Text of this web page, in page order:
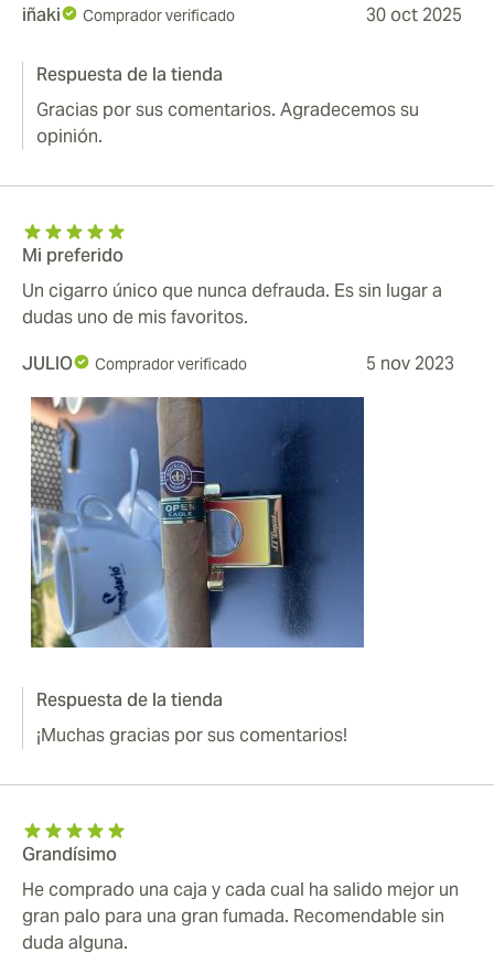
iñaki
Comprador verificado 30 oct 2025
Respuesta de la tienda
Gracias por sus comentarios. Agradecemos su
opinión.
Mi preferido
Un cigarro único que nunca defrauda. Es sin lugar a
dudas uno de mis favoritos.
JULIO
Comprador verificado 5 nov 2023
Respuesta de la tienda
¡Muchas gracias por sus comentarios!
Grandísimo
He comprado una caja y cada cual ha salido mejor un
gran palo para una gran fumada. Recomendable sin
duda alguna.